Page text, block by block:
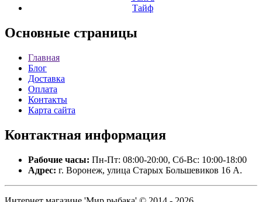
Тайф
Основные страницы
Главная
Блог
Доставка
Оплата
Контакты
Карта сайта
Контактная информация
Рабочие часы: Пн-Пт: 08:00-20:00, Сб-Вс: 10:00-18:00
Адрес: г. Воронеж, улица Старых Большевиков 16 А.